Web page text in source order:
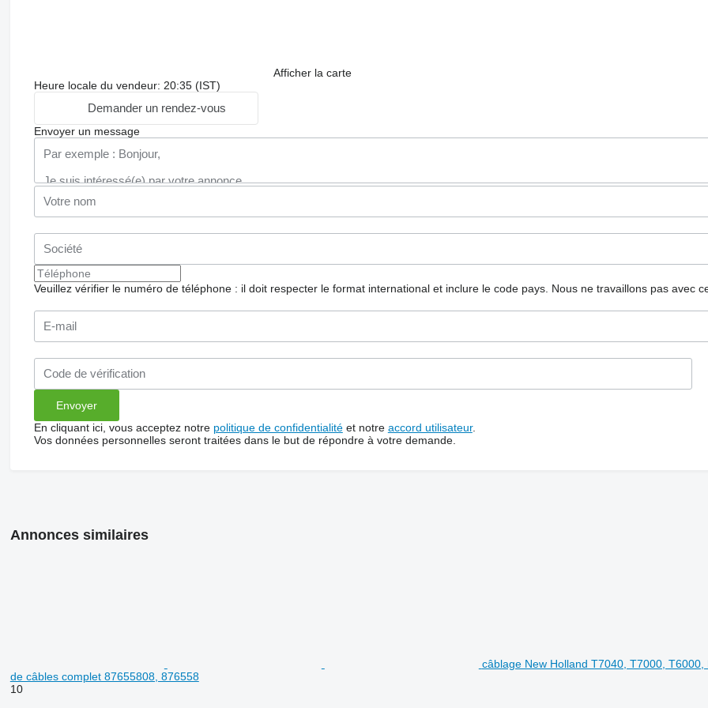
Afficher la carte
Heure locale du vendeur: 20:35 (IST)
Demander un rendez-vous
Envoyer un message
Veuillez vérifier le numéro de téléphone : il doit respecter le format international et inclure le code pays. Nous ne travaillons pas avec
En cliquant ici, vous acceptez notre politique de confidentialitéet notre accord utilisateur.
Vos données personnelles seront traitées dans le but de répondre à votre demande.
Annonces similaires
câblage New Holland T7040, T7000, T6000,
de câbles complet 87655808, 876558
10